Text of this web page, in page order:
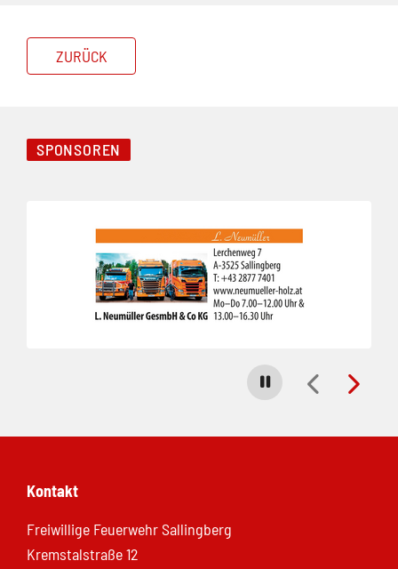
ZURÜCK
SPONSOREN
Carousel stoppen
Kontakt
Freiwillige Feuerwehr Sallingberg
Kremstalstraße 12